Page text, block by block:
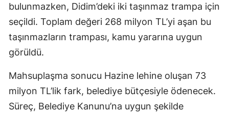
bulunmazken, Didim’deki iki taşınmaz trampa için
seçildi. Toplam değeri 268 milyon TL’yi aşan bu
taşınmazların trampası, kamu yararına uygun
görüldü.
Mahsuplaşma sonucu Hazine lehine oluşan 73
milyon TL’lik fark, belediye bütçesiyle ödenecek.
Süreç, Belediye Kanunu’na uygun şekilde